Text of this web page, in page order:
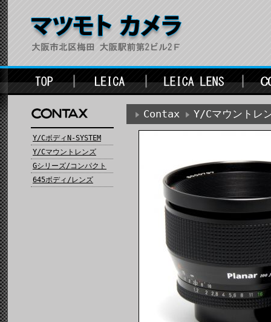
Y/CボディN-SYSTEM
Y/Cマウントレンズ
Gシリーズ/コンパクト
645ボディ/レンズ
Contax Y/Cマウントレ